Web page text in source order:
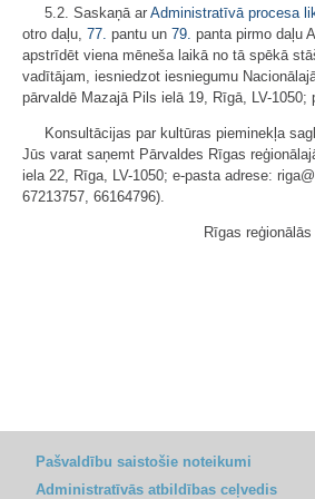
5.2. Saskaņā ar Administratīvā procesa
otro daļu, 77. pantu un 79. panta pirmo daļu
apstrīdēt viena mēneša laikā no tā spēkā
vadītājam, iesniedzot iesniegumu
pārvaldē Mazajā Pils ielā 19, Rīgā, LV-1050;
Konsultācijas par kultūras pieminekļa
Jūs varat saņemt Pārvaldes Rīgas
iela 22, Rīga, LV-1050; e-pasta adrese:
67213757, 66164796).
Rīgas
Pašvaldību saistošie noteikumi
Administratīvās atbildības ceļvedis